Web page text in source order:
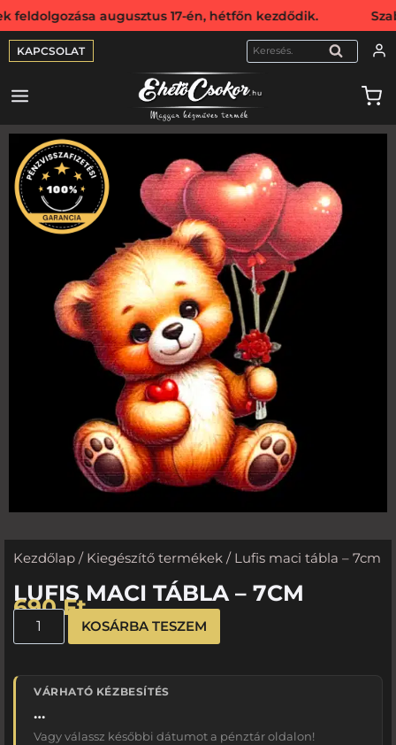
augusztus 17-én, hétfőn kezdődik.
KAPCSOLAT KERESÉS
Kezdőlap / Kiegészítő termékek / Lufis maci tábla – 7cm
LUFIS MACI TÁBLA – 7CM
690Ft
KOSÁRBA TESZEM
VÁRHATÓ KÉZBESÍTÉS
…
Vagy válassz későbbi dátumot a pénztár oldalon!